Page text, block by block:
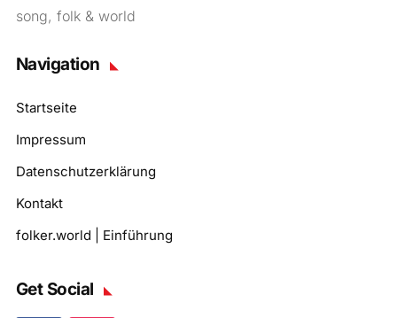
song, folk & world
Navigation
Startseite
Impressum
Datenschutzerklärung
Kontakt
folker.world | Einführung
Get Social